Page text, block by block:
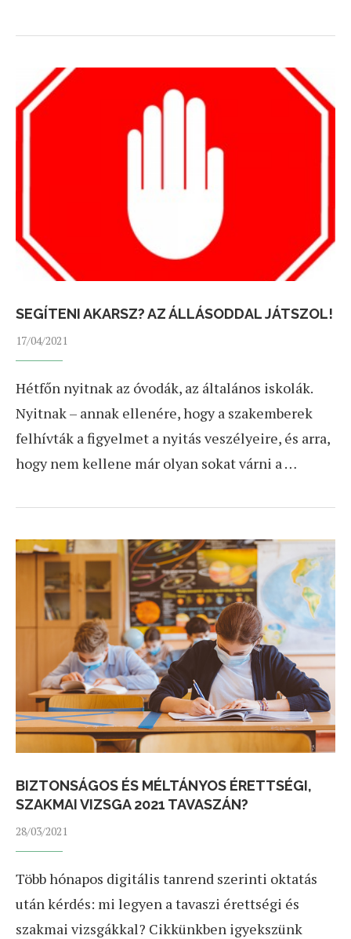
SEGÍTENI AKARSZ? AZ ÁLLÁSODDAL JÁTSZOL!
17/04/2021
Hétfőn nyitnak az óvodák, az általános iskolák.
Nyitnak – annak ellenére, hogy a szakemberek
felhívták a figyelmet a nyitás veszélyeire, és arra,
hogy nem kellene már olyan sokat várni a …
BIZTONSÁGOS ÉS MÉLTÁNYOS ÉRETTSÉGI,
SZAKMAI VIZSGA 2021 TAVASZÁN?
28/03/2021
Több hónapos digitális tanrend szerinti oktatás
után kérdés: mi legyen a tavaszi érettségi és
szakmai vizsgákkal? Cikkünkben igyekszünk